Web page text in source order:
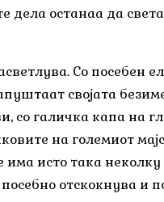
останаа да
Со посебен
својата
со галичка капа на
на големиот
исто така
отскокнува и